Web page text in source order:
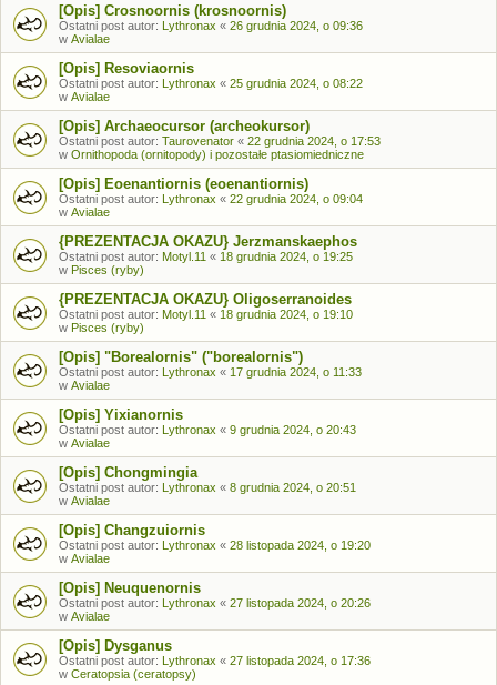
[Opis] Crosnoornis (krosnoornis)
Ostatni post autor: Lythronax « 26 grudnia 2024, o 09:36
w Avialae
[Opis] Resoviaornis
Ostatni post autor: Lythronax « 25 grudnia 2024, o 08:22
w Avialae
[Opis] Archaeocursor (archeokursor)
Ostatni post autor: Taurovenator « 22 grudnia 2024, o 17:53
w Ornithopoda (ornitopody) i pozostałe ptasiomiedniczne
[Opis] Eoenantiornis (eoenantiornis)
Ostatni post autor: Lythronax « 22 grudnia 2024, o 09:04
w Avialae
{PREZENTACJA OKAZU} Jerzmanskaephos
Ostatni post autor: Motyl.11 « 18 grudnia 2024, o 19:25
w Pisces (ryby)
{PREZENTACJA OKAZU} Oligoserranoides
Ostatni post autor: Motyl.11 « 18 grudnia 2024, o 19:10
w Pisces (ryby)
[Opis] "Borealornis" ("borealornis")
Ostatni post autor: Lythronax « 17 grudnia 2024, o 11:33
w Avialae
[Opis] Yixianornis
Ostatni post autor: Lythronax « 9 grudnia 2024, o 20:43
w Avialae
[Opis] Chongmingia
Ostatni post autor: Lythronax « 8 grudnia 2024, o 20:51
w Avialae
[Opis] Changzuiornis
Ostatni post autor: Lythronax « 28 listopada 2024, o 19:20
w Avialae
[Opis] Neuquenornis
Ostatni post autor: Lythronax « 27 listopada 2024, o 20:26
w Avialae
[Opis] Dysganus
Ostatni post autor: Lythronax « 27 listopada 2024, o 17:36
w Ceratopsia (ceratopsy)